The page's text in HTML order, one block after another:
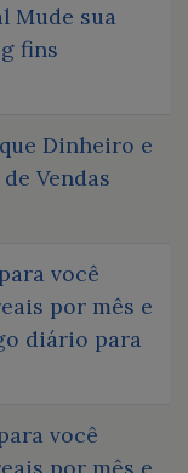
Mude sua
fins
Dinheiro e
Vendas
você
por mês e
diário para
você
por mês e